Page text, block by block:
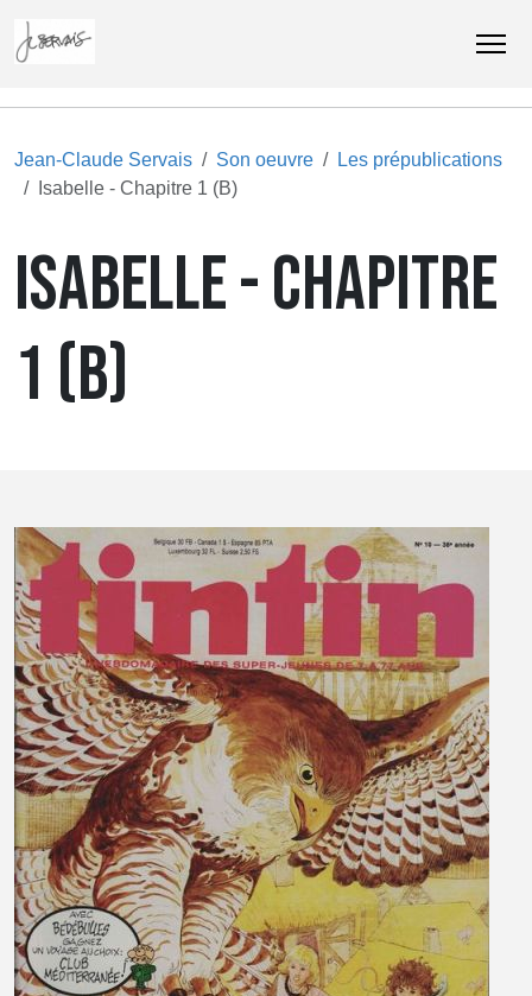
Jean-Claude Servais Son oeuvre
Les prépublications
Isabelle - Chapitre 1 (B)
ISABELLE - CHAPITRE
1 (B)